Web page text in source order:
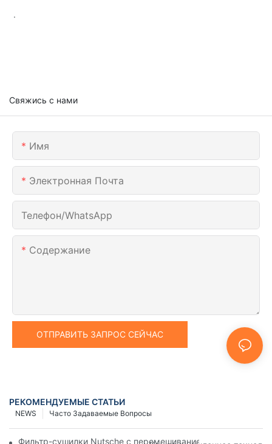
.
Свяжись с нами
Имя
Электронная Почта
Телефон/WhatsApp
Содержание
ОТПРАВИТЬ ЗАПРОС СЕЙЧАС
РЕКОМЕНДУЕМЫЕ СТАТЬИ
Часто Задаваемые Вопросы
NEWS
Фильтр-сушилки Nutsche с перемешиванием против